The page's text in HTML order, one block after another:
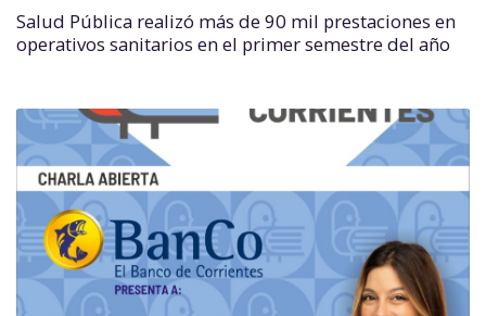
Salud Pública realizó más de 90 mil prestaciones en
operativos sanitarios en el primer semestre del año